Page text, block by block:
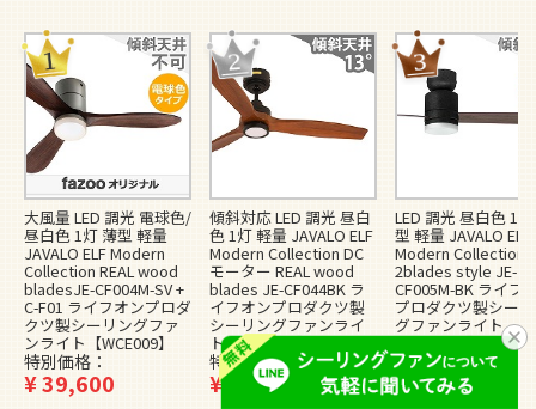
大風量 LED 調光 電球色/
昼白色 1灯 薄型 軽量
JAVALO ELF Modern
Collection REAL wood
bladesJE-CF004M-SV +
C-F01 ライフオンプロダ
クツ製シーリングファ
ンライト【WCE009】
特別価格
¥39,600
傾斜対応 LED 調光 昼白
色 1灯 軽量 JAVALO ELF
Modern Collection DC
モーター REAL wood
blades JE-CF044BK ラ
イフオンプロダクツ製
シーリングファンライ
ト【WCE037】
特別価格
¥32,890
LED 調光 昼白色 1
型 軽量 JAVALO ELF
Modern Collection
2blades style JE-
CF005M-BK ライフ
プロダクツ製シー
グファンライト
【WCE006】
特別価格
¥30,250